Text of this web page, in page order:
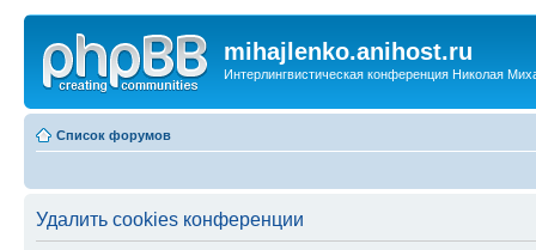
mihajlenko.anihost.ru
Интерлингвистическая конференция Николая
Список форумов
Удалить cookies конференции